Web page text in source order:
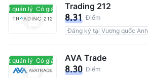
quản lý Có giám sát quản lýTrading 212
8.31 Điểm
Đăng ký tại Vương quốc Anh
quản lý Có giám sát quản lý
AVA Trade
8.30 Điểm